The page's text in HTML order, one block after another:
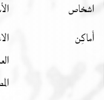
اشخاص
أَماكِن